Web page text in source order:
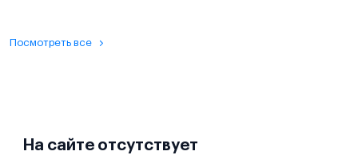
Посмотреть все
На сайте отсутствует